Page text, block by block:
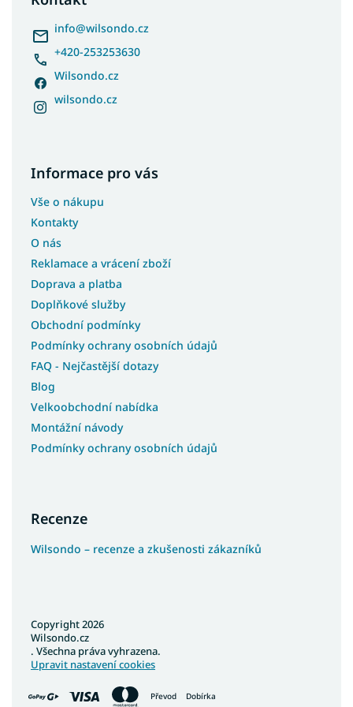
info@wilsondo.cz
+420-253253630
Wilsondo.cz
wilsondo.cz
Informace pro vás
Vše o nákupu
Kontakty
O nás
Reklamace a vrácení zboží
Doprava a platba
Doplňkové služby
Obchodní podmínky
Podmínky ochrany osobních údajů
FAQ - Nejčastější dotazy
Blog
Velkoobchodní nabídka
Montážní návody
Podmínky ochrany osobních údajů
Recenze
Wilsondo – recenze a zkušenosti zákazníků
Převod Dobírka
Copyright 2026
Wilsondo.cz
. Všechna práva vyhrazena.
Upravit nastavení cookies